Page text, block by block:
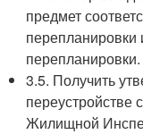
предмет
перепланировки
перепланировки.
3.5. Получить
переустройстве
Жилищной